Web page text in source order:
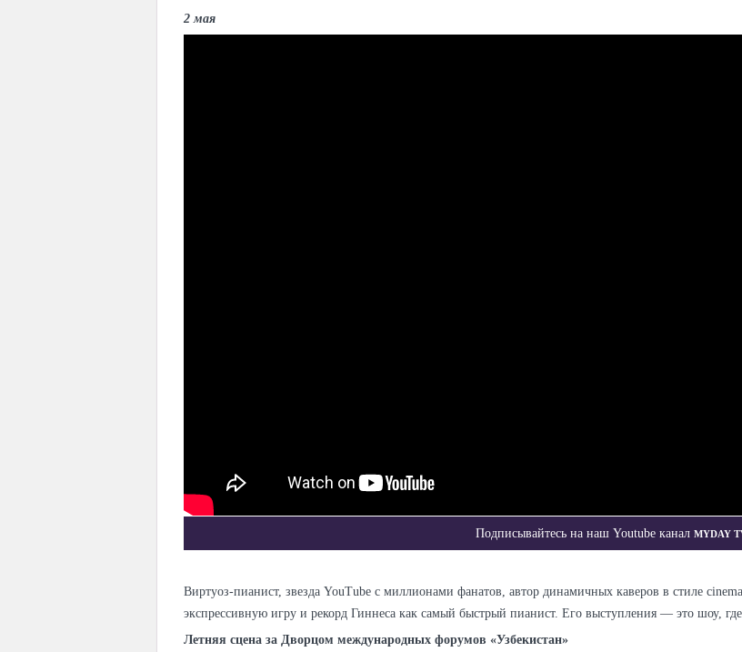
2 мая
Подписывайтесь на наш Youtube канал Myday
Виртуоз-пианист, звезда YouTube с миллионами фанатов, автор динамичных каверов в стиле
экспрессивную игру и рекорд Гиннеса как самый быстрый пианист. Его выступления — это шоу, где
Летняя сцена за Дворцом международных форумов «Узбекистан»